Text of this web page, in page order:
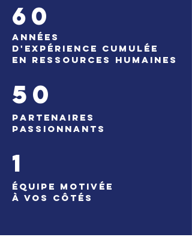
60
anNÉEs
d'expérience CUMULÉE
en RESSOURCES HUMAINES
50
partenaires
passionnants
1
équipe MOTIVée
à VOS CÔTÉS